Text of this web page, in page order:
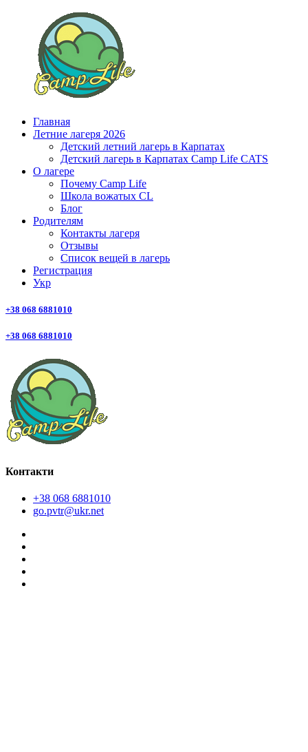
Главная
Летние лагеря 2026
Детский летний лагерь в Карпатах
Детский лагерь в Карпатах Сamp Life CATS
О лагере
Почему Camp Life
Школа вожатых CL
Блог
Родителям
Контакты лагеря
Отзывы
Список вещей в лагерь
Регистрация
Укр
+38 068 6881010
+38 068 6881010
Контакти
+38 068 6881010
go.pvtr@ukr.net